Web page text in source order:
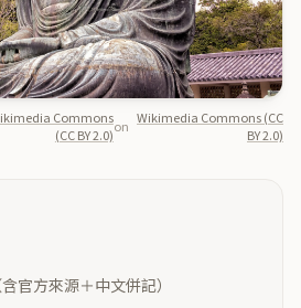
Commons
(CC BY 2.0)on Wikimedia Commons (CC
BY 2.0)
官方來源＋中文併記）